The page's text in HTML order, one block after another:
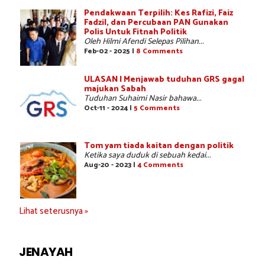
Pendakwaan Terpilih: Kes Rafizi, Faiz
Fadzil, dan Percubaan PAN Gunakan
Polis Untuk Fitnah Politik
Oleh Hilmi Afendi Selepas Pilihan...
Feb-02 - 2025 | 8 Comments
ULASAN | Menjawab tuduhan GRS gagal
majukan Sabah
Tuduhan Suhaimi Nasir bahawa...
Oct-11 - 2024 | 5 Comments
Tom yam tiada kaitan dengan politik
Ketika saya duduk di sebuah kedai...
Aug-20 - 2023 | 4 Comments
Lihat seterusnya »
JENAYAH